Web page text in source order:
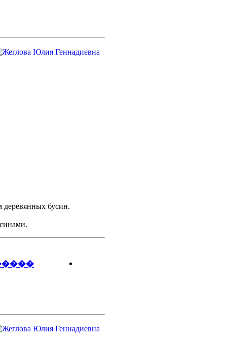
бусин.